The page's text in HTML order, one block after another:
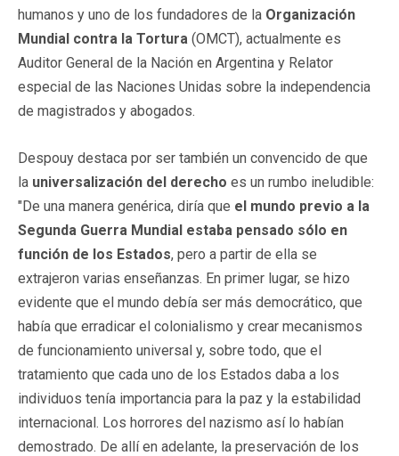
humanos y uno de los fundadores de la Organización
Mundial contra la Tortura (OMCT), actualmente es
Auditor General de la Nación en Argentina y Relator
especial de las Naciones Unidas sobre la independencia
de magistrados y abogados.
Despouy destaca por ser también un convencido de que
la universalización del derecho es un rumbo ineludible:
"De una manera genérica, diría que el mundo previo a la
Segunda Guerra Mundial estaba pensado sólo en
función de los Estados, pero a partir de ella se
extrajeron varias enseñanzas. En primer lugar, se hizo
evidente que el mundo debía ser más democrático, que
había que erradicar el colonialismo y crear mecanismos
de funcionamiento universal y, sobre todo, que el
tratamiento que cada uno de los Estados daba a los
individuos tenía importancia para la paz y la estabilidad
internacional. Los horrores del nazismo así lo habían
demostrado. De allí en adelante, la preservación de los